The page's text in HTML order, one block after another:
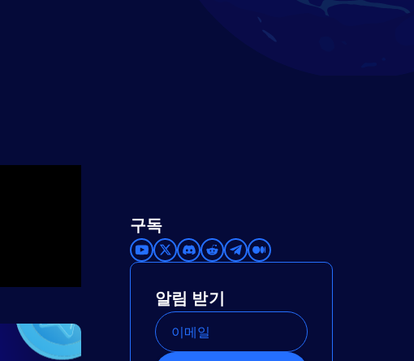
구독
알림 받기